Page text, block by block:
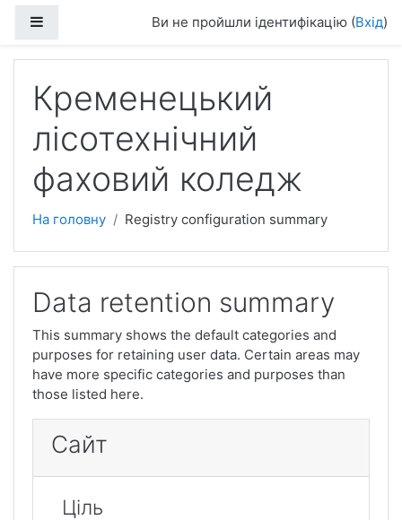
Ви не пройшли ідентифікацію (Вхід)
Кременецький
лісотехнічний
фаховий коледж
На головну Registry configuration summary
Data retention summary
This summary shows the default categories and
purposes for retaining user data. Certain areas may
have more specific categories and purposes than
those listed here.
Сайт
Ціль